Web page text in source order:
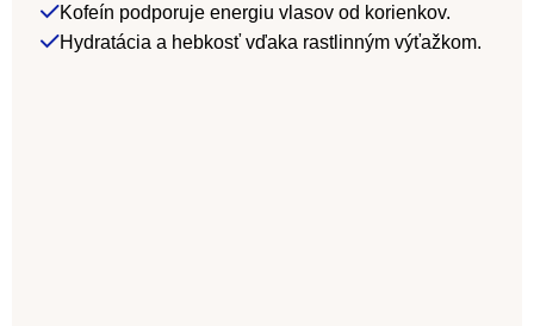
Kofeín podporuje energiu vlasov od korienkov.
Hydratácia a hebkosť vďaka rastlinným výťažkom.